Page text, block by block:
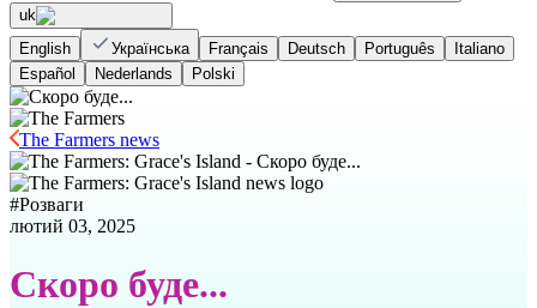
uk
English
Українська Français Deutsch Português
Italiano
Español
Nederlands Polski
The Farmers news
#Розваги
лютий 03, 2025
Скоро буде...